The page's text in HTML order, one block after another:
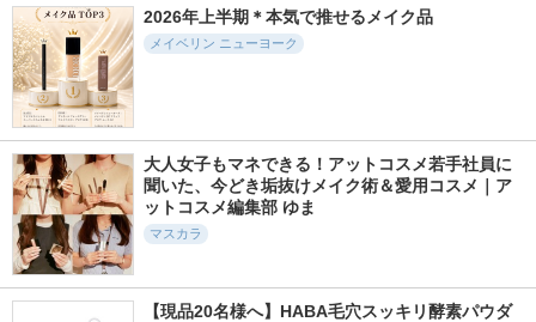
5.4
29083件
リップモンスター
ケイト
超細芯アイブロウ
セザンヌ
密着アイライナー
極細クリームペンシ
ル
2026年上半期＊本気で推せるメイク品
メイベリン ニューヨーク
大人女子もマネできる！アットコスメ若手社員に
聞いた、今どき垢抜けメイク術＆愛用コスメ｜ア
ットコスメ編集部 ゆま
マスカラ
【現品20名様へ】HABA毛穴スッキリ酵素パウダ